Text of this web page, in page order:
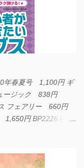
年春夏号 1,100円 ギ
ージック 838円
フェアリー 660円
1,650円 BP2226 I